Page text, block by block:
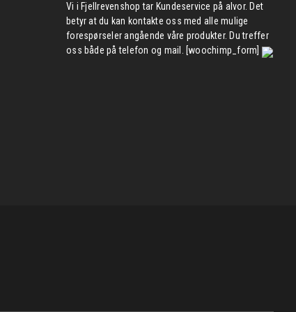
Vi i Fjellrevenshop tar Kundeservice på alvor. Det
betyr at du kan kontakte oss med alle mulige
forespørseler angående våre produkter. Du treffer
oss både på telefon og mail. [woochimp_form]